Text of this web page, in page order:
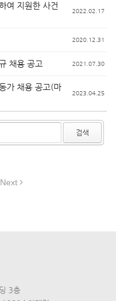
여 지원한 사건
2022.02.17
2020.12.31
채용 공고 2021.07.30
가 채용 공고(마
2023.04.25
검색
Next
3층